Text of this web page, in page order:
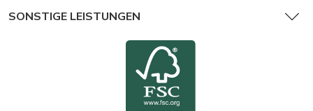
SONSTIGE LEISTUNGEN